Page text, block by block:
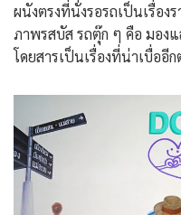
ผนังตรงที่นั่งรอรถเป็นเรื่อง
ภาพรสบัส รถตุ๊ก ๆ คือ มอง
โดยสารเป็นเรื่องที่น่าเบื่ออี